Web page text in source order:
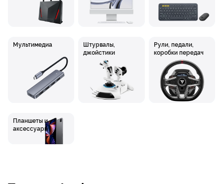
Мультимедиа
Планшеты и
аксессуары
Штурвалы,
джойстики
Рули, педали,
коробки передач